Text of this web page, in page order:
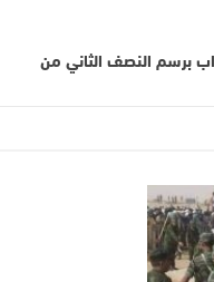
برسم النصف الثاني من